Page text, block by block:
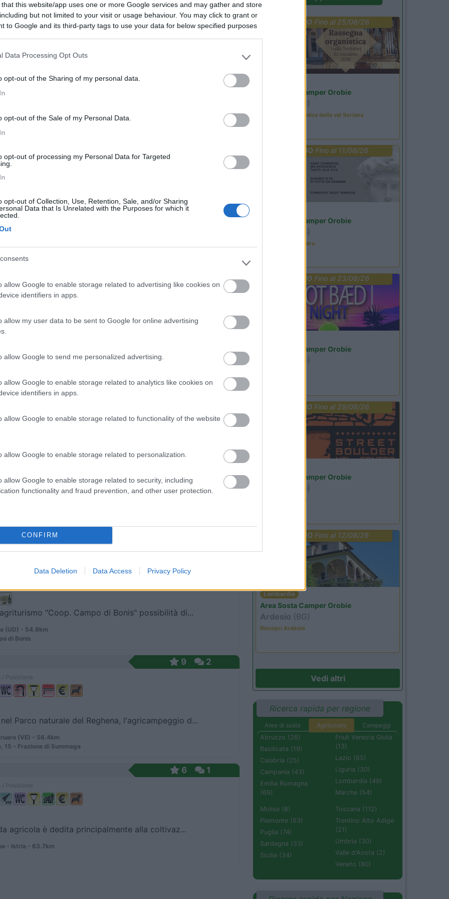
that this website/app uses one or more Google services and may gather and store
but not limited to your visit or usage behaviour. You may click to grant or
to Google and its third-party tags to use your data for below specified purposes
Data Processing Opt Outs
opt-out of the Sharing of my personal data.
opt-out of the Sale of my Personal Data.
opt-out of processing my Personal Data for Targeted
opt-out of Collection, Use, Retention, Sale, and/or Sharing
Data that Is Unrelated with the Purposes for which it
allow Google to enable storage related to advertising like cookies on
identifiers in apps.
allow my user data to be sent to Google for online advertising
allow Google to send me personalized advertising.
allow Google to enable storage related to analytics like cookies on
identifiers in apps.
allow Google to enable storage related to functionality of the website
allow Google to enable storage related to personalization.
allow Google to enable storage related to security, including
functionality and fraud prevention, and other user protection.
CONFIRM
Data Deletion Data Access Privacy Policy
9,7 3
Posizione
2/a - Lavariano
Posizione
situata nel cuore della bassa friulana, offre ...
4, Chiasiellis
dal centro, azienda vitivinicola con camere, amp...
presso Azienda Agricola Zarnic con 7 post...
10
5,5 2
"Coop. Campo di Bonis" possibilità di...
(UD) - 54.9km
di Bonis
9 2
Parco naturale del Reghena, l'agricampeggio d...
(VE) - 56.4km
15 - Frazione di Summaga
6 1
agricola è dedita principalmente alla coltivaz...
- Istria - 63.7km
PROMO Fino al 25/08/26
Area Sosta Camper Orobie
(BG)
Rassegna organistica della val Seriana
PROMO Fino al 11/08/26
Area Sosta Camper Orobie
(BG)
Incontri con il teatro
PROMO Fino al 23/08/26
Area Sosta Camper Orobie
(BG)
PROMO Fino al 29/08/26
Area Sosta Camper Orobie
(BG)
Ardesio si blocca
PROMO Fino al 12/08/26
Lombardia
Area Sosta Camper Orobie
Ardesio (BG)
Riscopri Ardesio
Vedi altri
Ricerca rapida per regione
Aree di sosta Agriturismi
Campeggi
Abruzzo (26)
Basilicata (19)
Calabria (25)
Campania (43)
Emilia Romagna
(69)
Friuli Venezia Giulia
(13)
Lazio (65)
Liguria (30)
Lombardia (49)
Marche (54)
Molise (8)
Piemonte (63)
Puglia (74)
Sardegna (33)
Sicilia (34)
Toscana (112)
Trentino Alto Adige
(21)
Umbria (30)
Valle d'Aosta (2)
Veneto (80)